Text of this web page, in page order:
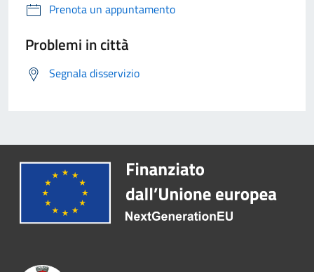
Prenota un appuntamento
Problemi in città
Segnala disservizio